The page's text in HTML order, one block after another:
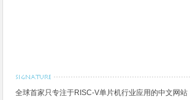
全球首家只专注于RISC-V单片机行业应用的中文网站